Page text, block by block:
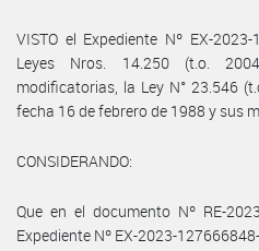
VISTO el Expediente Nº EX-
Leyes Nros. 14.250 (t.o.
modificatorias, la Ley N° 23.546
fecha 16 de febrero de 1988 y sus
CONSIDERANDO:
Que en el documento Nº RE-
Expediente Nº EX-2023-